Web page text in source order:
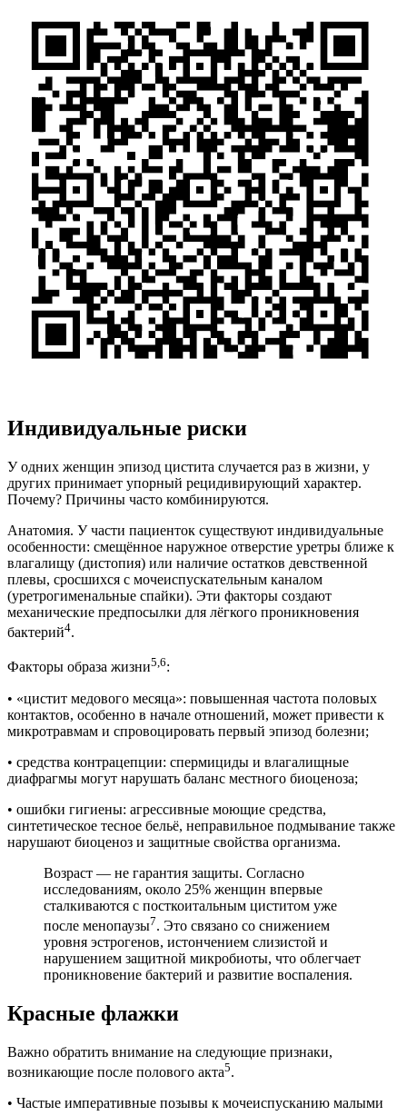
Индивидуальные риски
У одних женщин эпизод цистита случается раз в жизни, у
других принимает упорный рецидивирующий характер.
Почему? Причины часто комбинируются.
Анатомия. У части пациенток существуют индивидуальные
особенности: смещённое наружное отверстие уретры ближе к
влагалищу (дистопия) или наличие остатков девственной
плевы, сросшихся с мочеиспускательным каналом
(уретрогименальные спайки). Эти факторы создают
механические предпосылки для лёгкого проникновения
бактерий4.
Факторы образа жизни5,6:
• «цистит медового месяца»: повышенная частота половых
контактов, особенно в начале отношений, может привести к
микротравмам и спровоцировать первый эпизод болезни;
• средства контрацепции: спермициды и влагалищные
диафрагмы могут нарушать баланс местного биоценоза;
• ошибки гигиены: агрессивные моющие средства,
синтетическое тесное бельё, неправильное подмывание также
нарушают биоценоз и защитные свойства организма.
Возраст — не гарантия защиты. Согласно
исследованиям, около 25% женщин впервые
сталкиваются с посткоитальным циститом уже
после менопаузы7. Это связано со снижением
уровня эстрогенов, истончением слизистой и
нарушением защитной микробиоты, что облегчает
проникновение бактерий и развитие воспаления.
Красные флажки
Важно обратить внимание на следующие признаки,
возникающие после полового акта5.
• Частые императивные позывы к мочеиспусканию малыми